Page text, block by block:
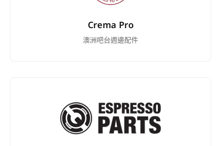
Crema Pro
澳洲吧台週邊配件